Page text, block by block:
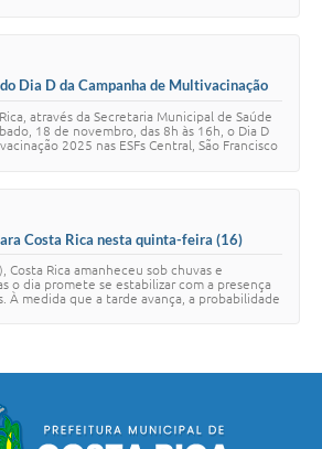
Dia D da Campanha de Multivacinação
através da Secretaria Municipal de Saúde
18 de novembro, das 8h às 16h, o Dia D
2025 nas ESFs Central, São Francisco
Costa Rica nesta quinta-feira (16)
Costa Rica amanheceu sob chuvas e
o dia promete se estabilizar com a presença
À medida que a tarde avança, a probabilidade